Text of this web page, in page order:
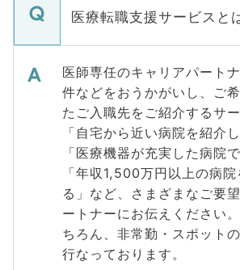
医療転職支援サービスと
医師専任のキャリアパート
件などをおうかがいし、ご
たご入職先をご紹介するサー
「自宅から近い病院を紹介
「医療機器が充実した病院
「年収1,500万円以上の病
る」など、さまざまなご要
ートナーにお伝えください
ちろん、非常勤・スポット
行なっております。